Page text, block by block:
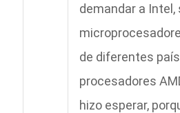
demandar a Intel,
de diferentes
procesadores
hizo esperar,